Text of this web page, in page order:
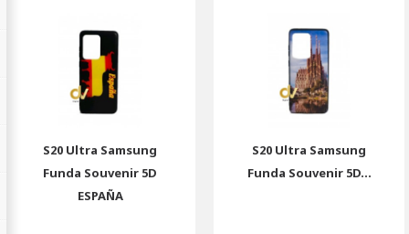
S20 Ultra Samsung
Funda Souvenir 5D
ESPAÑA
S20 Ultra Samsung
Funda Souvenir 5D...